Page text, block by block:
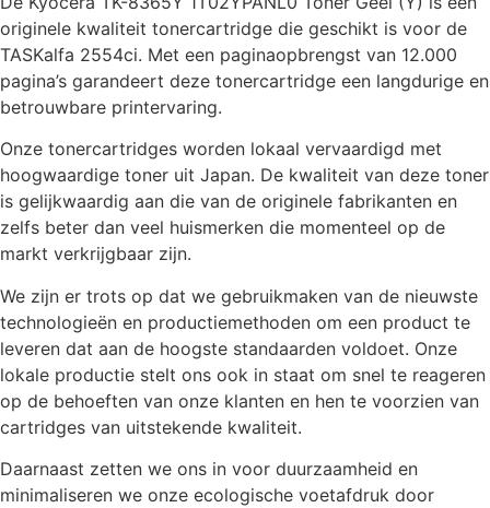
originele kwaliteit tonercartridge die geschikt is voor de
TASKalfa 2554ci. Met een paginaopbrengst van 12.000
pagina’s garandeert deze tonercartridge een langdurige en
betrouwbare printervaring.
Onze tonercartridges worden lokaal vervaardigd met
hoogwaardige toner uit Japan. De kwaliteit van deze toner
is gelijkwaardig aan die van de originele fabrikanten en
zelfs beter dan veel huismerken die momenteel op de
markt verkrijgbaar zijn.
We zijn er trots op dat we gebruikmaken van de nieuwste
technologieën en productiemethoden om een product te
leveren dat aan de hoogste standaarden voldoet. Onze
lokale productie stelt ons ook in staat om snel te reageren
op de behoeften van onze klanten en hen te voorzien van
cartridges van uitstekende kwaliteit.
Daarnaast zetten we ons in voor duurzaamheid en
minimaliseren we onze ecologische voetafdruk door